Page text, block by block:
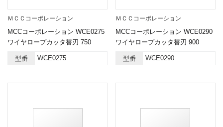
ＭＣＣコーポレーション
MCCコーポレーション WCE0275
ワイヤロープカッタ替刃 750
型番 WCE0275
ＭＣＣコーポレーション
MCCコーポレーション WCE0290
ワイヤロープカッタ替刃 900
型番 WCE0290